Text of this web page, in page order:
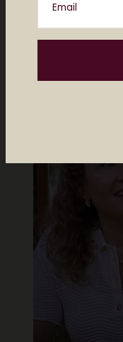
Email